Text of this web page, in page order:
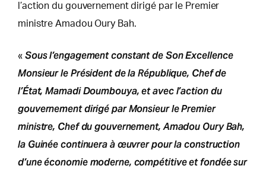
l’action du gouvernement dirigé par le Premier
ministre Amadou Oury Bah.
« Sous l’engagement constant de Son Excellence
Monsieur le Président de la République, Chef de
l’État, Mamadi Doumbouya, et avec l’action du
gouvernement dirigé par Monsieur le Premier
ministre, Chef du gouvernement, Amadou Oury Bah,
la Guinée continuera à œuvrer pour la construction
d’une économie moderne, compétitive et fondée sur